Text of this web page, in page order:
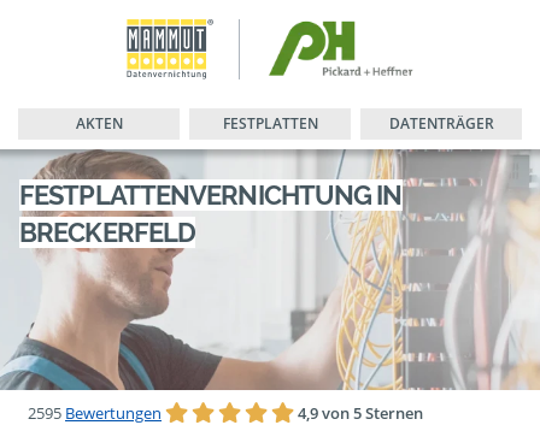
AKTEN FESTPLATTEN DATENTRÄGER
FESTPLATTENVERNICHTUNG IN
BRECKERFELD
2595 Bewertungen 4,9 von 5 Sternen